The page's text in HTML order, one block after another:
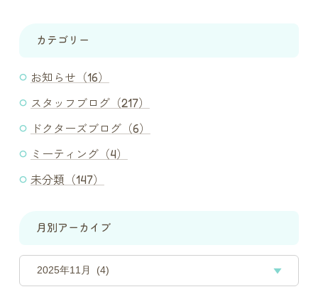
カテゴリー
お知らせ（16）
スタッフブログ（217）
ドクターズブログ（6）
ミーティング（4）
未分類（147）
月別アーカイブ